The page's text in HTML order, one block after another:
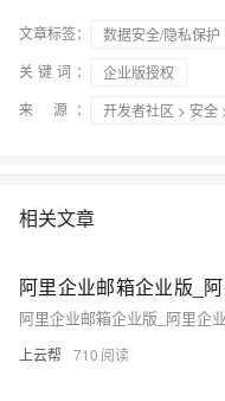
文章标签：
数据安全/隐私保护
关键词：
企业版授权
来 源：
开发者社区 > 安全
相关文章
阿里企业邮箱企业版_
上云帮 710